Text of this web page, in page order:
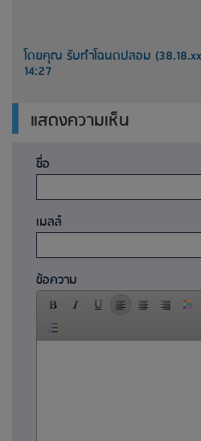
โดยคุณ รับทำโฉนดปลอม
14:27
แสดงความเห็น
ชื่อ
เมลล์
ข้อความ